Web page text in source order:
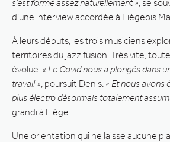
s’est formé assez naturellement » , se
d’une interview accordée à Liégeois
À leurs débuts, les trois musiciens
territoires du jazz fusion. Très vite,
évolue. « Le Covid nous a plongés dans
travail » , poursuit Denis. « Et nous avons
plus électro désormais totalement
grandi à Liège.
Une orientation qui ne laisse aucune